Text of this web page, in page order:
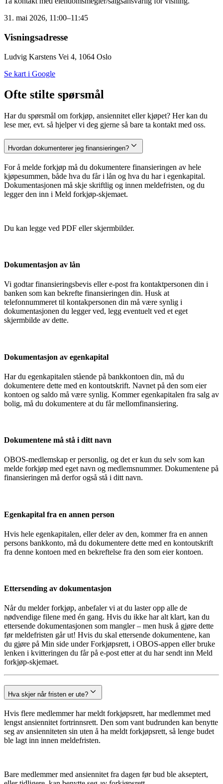
31. mai 2026, 11:00–11:45
Visningsadresse
Ludvig Karstens Vei 4, 1064 Oslo
Se kart i Google
Ofte stilte spørsmål
Har du spørsmål om forkjøp, ansiennitet eller kjøpet? Her kan du
lese mer, evt. så hjelper vi deg gjerne så bare ta kontakt med oss.
Hvordan dokumenterer jeg finansieringen?
For å melde forkjøp må du dokumentere finansieringen av hele
kjøpesummen, både hva du får i lån og hva du har i egenkapital.
Dokumentasjonen må skje skriftlig og innen meldefristen, og du
legger den inn i Meld forkjøp-skjemaet.
Du kan legge ved PDF eller skjermbilder.
Dokumentasjon av lån
Vi godtar finansieringsbevis eller e-post fra kontaktpersonen din i
banken som kan bekrefte finansieringen din. Husk at
telefonnummeret til kontakpersonen din må være synlig i
dokumentasjonen du legger ved, legg eventuelt ved et eget
skjermbilde av dette.
Dokumentasjon av egenkapital
Har du egenkapitalen stående på bankkontoen din, må du
dokumentere dette med en kontoutskrift. Navnet på den som eier
kontoen og saldo må være synlig. Kommer egenkapitalen fra salg av
bolig, må du dokumentere at du får mellomfinansiering.
Dokumentene må stå i ditt navn
OBOS-medlemskap er personlig, og det er kun du selv som kan
melde forkjøp med eget navn og medlemsnummer. Dokumentene på
finansieringen må derfor også stå i ditt navn.
Egenkapital fra en annen person
Hvis hele egenkapitalen, eller deler av den, kommer fra en annen
persons bankkonto, må du dokumentere dette med en kontoutskrift
fra denne kontoen med en bekreftelse fra den som eier kontoen.
Ettersending av dokumentasjon
Når du melder forkjøp, anbefaler vi at du laster opp alle de
nødvendige filene med én gang. Hvis du ikke har alt klart, kan du
ettersende dokumentasjonen som mangler – men husk å gjøre dette
før meldefristen går ut! Hvis du skal ettersende dokumentene, kan
du gjøre på Min side under Forkjøpsrett, i OBOS-appen eller bruke
lenken i kvitteringen du får på e-post etter at du har sendt inn Meld
forkjøp-skjemaet.
Hva skjer når fristen er ute?
Hvis flere medlemmer har meldt forkjøpsrett, har medlemmet med
lengst ansiennitet fortrinnsrett. Den som vant budrunden kan benytte
seg av ansienniteten sin uten å ha meldt forkjøpsrett, så lenge budet
ble lagt inn innen meldefristen.
Bare medlemmer med ansiennitet fra dagen før bud ble akseptert,